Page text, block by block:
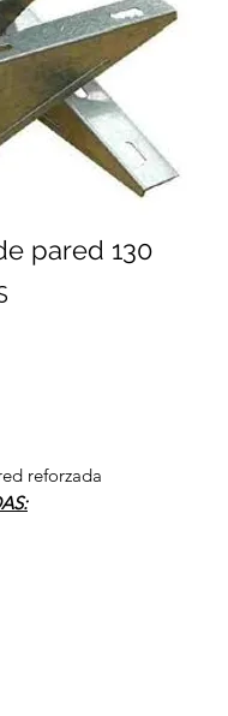
pared 130
reforzada